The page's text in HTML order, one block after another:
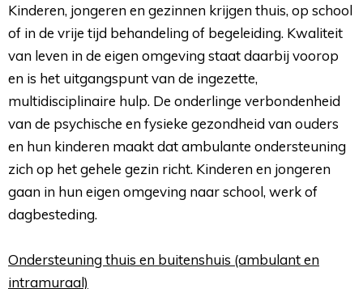
Kinderen, jongeren en gezinnen krijgen thuis, op school
of in de vrije tijd behandeling of begeleiding. Kwaliteit
van leven in de eigen omgeving staat daarbij voorop
en is het uitgangspunt van de ingezette,
multidisciplinaire hulp. De onderlinge verbondenheid
van de psychische en fysieke gezondheid van ouders
en hun kinderen maakt dat ambulante ondersteuning
zich op het gehele gezin richt. Kinderen en jongeren
gaan in hun eigen omgeving naar school, werk of
dagbesteding.
Ondersteuning thuis en buitenshuis (ambulant en
intramuraal)